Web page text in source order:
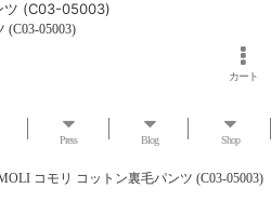
ツ (C03-05003)
(C03-05003)
カート
Press Blog Shop
コモリ コットン裏毛パンツ (C03-05003)